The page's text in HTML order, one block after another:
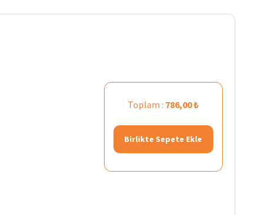
Toplam : 786,00 ₺
Birlikte Sepete Ekle